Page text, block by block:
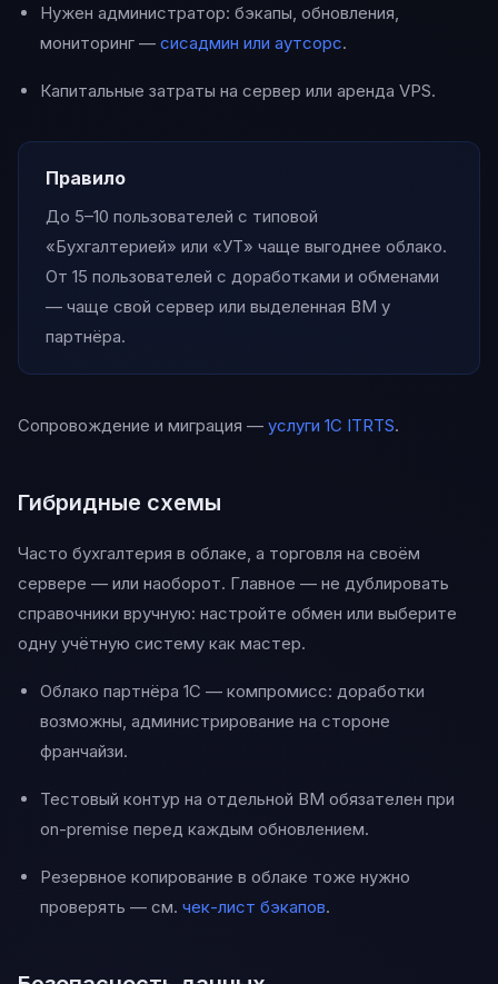
Нужен администратор: бэкапы, обновления,
мониторинг — сисадмин или аутсорс.
Капитальные затраты на сервер или аренда VPS.
Правило
До 5–10 пользователей с типовой
«Бухгалтерией» или «УТ» чаще выгоднее облако.
От 15 пользователей с доработками и обменами
— чаще свой сервер или выделенная ВМ у
партнёра.
Сопровождение и миграция — услуги 1С ITRTS.
Гибридные схемы
Часто бухгалтерия в облаке, а торговля на своём
сервере — или наоборот. Главное — не дублировать
справочники вручную: настройте обмен или выберите
одну учётную систему как мастер.
Облако партнёра 1С — компромисс: доработки
возможны, администрирование на стороне
франчайзи.
Тестовый контур на отдельной ВМ обязателен при
on-premise перед каждым обновлением.
Резервное копирование в облаке тоже нужно
проверять — см. чек-лист бэкапов.